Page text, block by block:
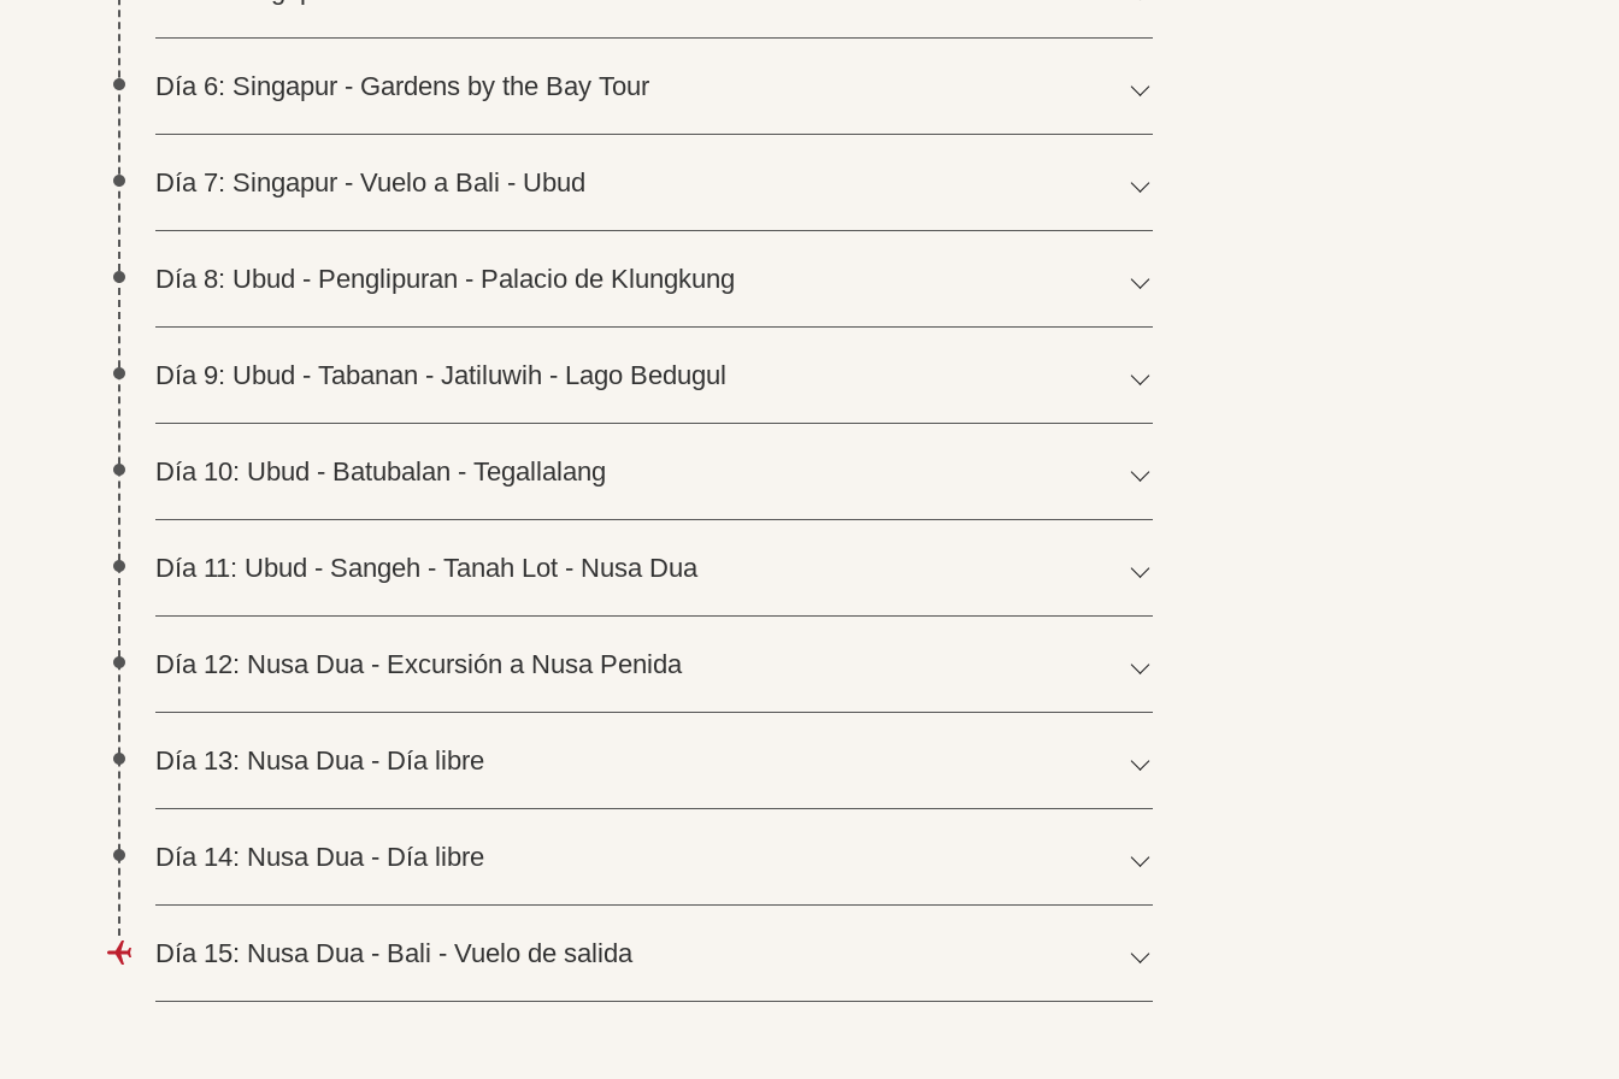
Día 6: Singapur - Gardens by the Bay Tour
Día 7: Singapur - Vuelo a Bali - Ubud
Día 8: Ubud - Penglipuran - Palacio de Klungkung
Día 9: Ubud - Tabanan - Jatiluwih - Lago Bedugul
Día 10: Ubud - Batubalan - Tegallalang
Día 11: Ubud - Sangeh - Tanah Lot - Nusa Dua
Día 12: Nusa Dua - Excursión a Nusa Penida
Día 13: Nusa Dua - Día libre
Día 14: Nusa Dua - Día libre
Día 15: Nusa Dua - Bali - Vuelo de salida